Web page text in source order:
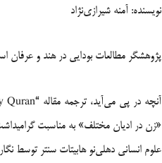
نويسنده: آمنه شيرازي‌نژاد
پژوهشگر مطالعات بودايي در هند و عرفان
«زن در اديان مختلف» به مناسبت
علوم انساني دهلي‌نو هابيتات سنتر توسط